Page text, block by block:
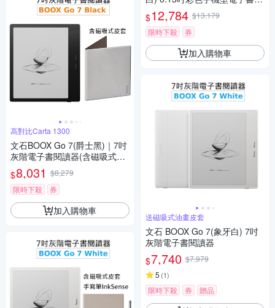
高對比Carta 1300
文石BOOX Go 7(爵士黑)｜7吋
灰階電子書閱讀器(含磁吸式皮
套)【皮套組】
$8,031 $8,279
限時下殺
券
加入購物車
讀器【手寫筆加皮套組】
$12,784 $13,179
限時下殺
券
加入購物車
送磁吸式油畫皮套
文石 BOOX Go 7(象牙白) 7吋
灰階電子書閱讀器
$7,740 $7,979
5 (1)
限時下殺 券 贈品